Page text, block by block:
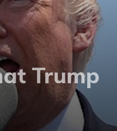
Trump